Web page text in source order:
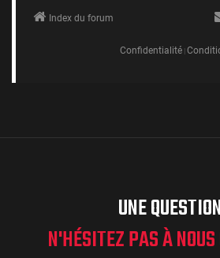
UNE
N'HÉSITEZ PAS À